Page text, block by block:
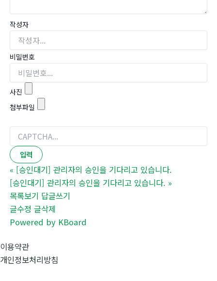
작성자
비밀번호
사진
첨부파일
« [승인대기] 관리자의 승인을 기다리고 있습니다.
[승인대기] 관리자의 승인을 기다리고 있습니다. »
목록보기 답글쓰기
글수정 글삭제
Powered by KBoard
이용약관
개인정보처리방침